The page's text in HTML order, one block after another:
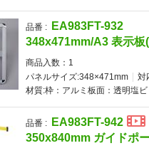
品番 :
EA983FT-932
348x471mm/A3 表示板
商品入数： 1
パネルサイズ:348×471mm
対
材質:枠：アルミ板面：透明塩
品番 :
EA983FT-942
350x840mm ガイドポ